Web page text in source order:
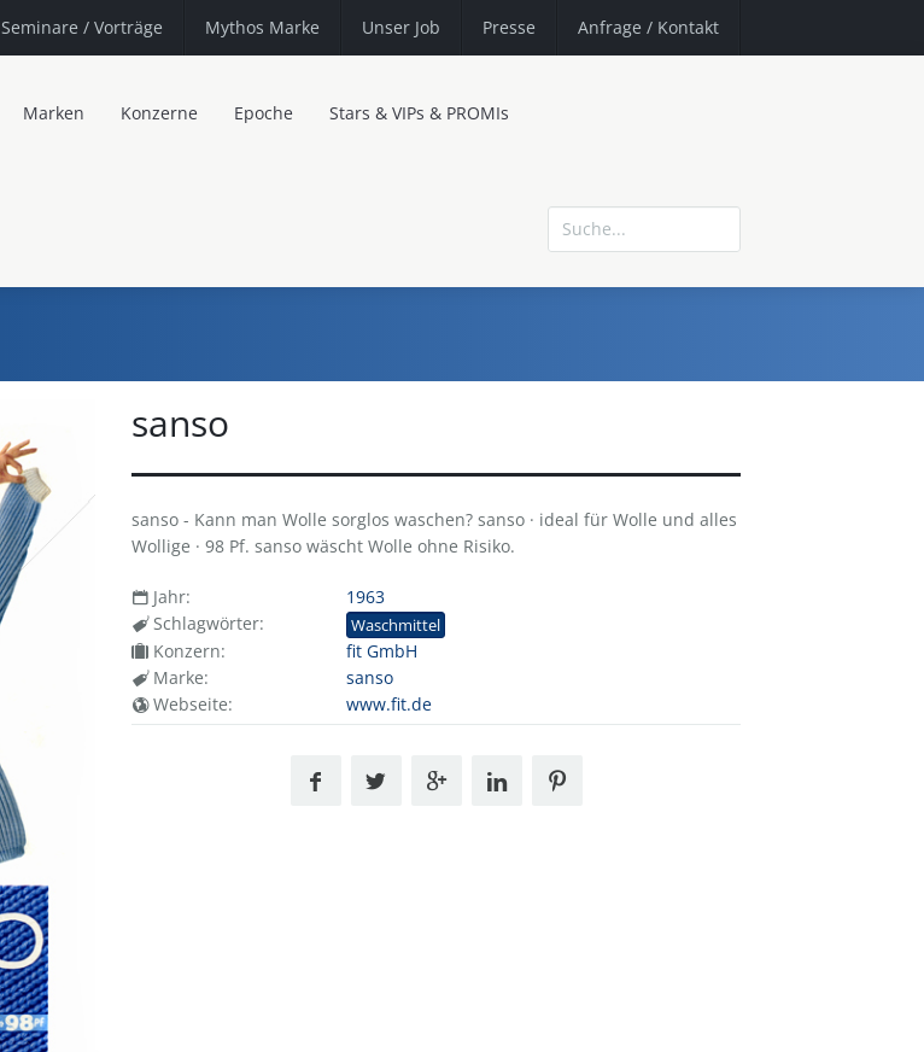
Seminare / Vorträge Mythos Marke Unser Job Presse Anfrage / Kontakt
Marken Konzerne Epoche Stars & VIPs & PROMIs
sanso
sanso - Kann man Wolle sorglos waschen? sanso · ideal für Wolle und alles
Wollige · 98 Pf. sanso wäscht Wolle ohne Risiko.
Jahr:
1963
Schlagwörter:
Waschmittel
Konzern:
fit GmbH
Marke:
sanso
Webseite:
www.fit.de